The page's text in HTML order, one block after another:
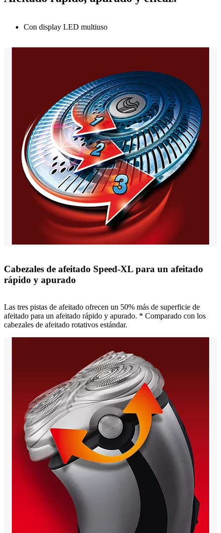
Con display LED multiuso
Cabezales de afeitado Speed-XL para un afeitado
rápido y apurado
Las tres pistas de afeitado ofrecen un 50% más de superficie de
afeitado para un afeitado rápido y apurado. * Comparado con los
cabezales de afeitado rotativos estándar.